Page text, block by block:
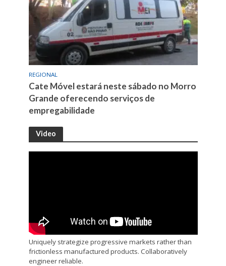
REGIONAL
Cate Móvel estará neste sábado no Morro
Grande oferecendo serviços de
empregabilidade
Video
Uniquely strategize progressive markets rather than
frictionless manufactured products. Collaboratively
engineer reliable.